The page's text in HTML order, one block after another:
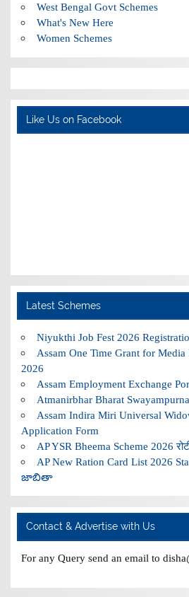
West Bengal Govt Schemes
What's New Here
Women Schemes
Like Us on Facebook
Latest Schemes
Niyukthi Job Fest 2026
Assam One Time Grant for Media
2026
Assam Employment Exchange
Atmanirbhar Bharat
Assam Indira Miri Universal
Application Form
AP YSR Bheema Scheme 2026
AP New Ration Card List 2026
జాబితా
Contact & Advertise with Us
For any Query send an email to